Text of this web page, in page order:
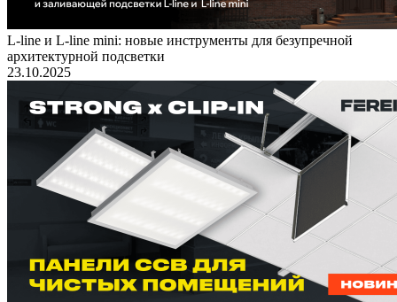
L-line и L-line mini: новые инструменты для безупречной
архитектурной подсветки
23.10.2025